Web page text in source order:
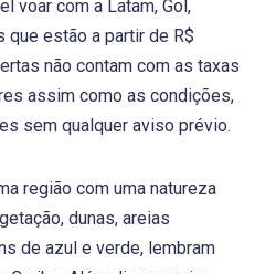
voar com a Latam, Gol,
que estão a partir de R$
não contam com as taxas
assim como as condições,
sem qualquer aviso prévio.
região com uma natureza
dunas, areias
de azul e verde, lembram